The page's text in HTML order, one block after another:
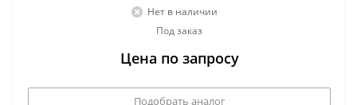
Нет в наличии
Под заказ
Цена по запросу
Подобрать аналог